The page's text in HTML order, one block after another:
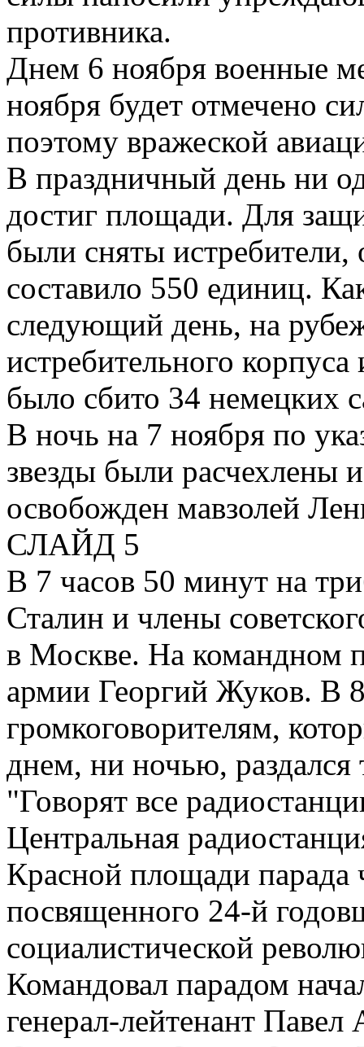
противника.
Днем 6 ноября военные
ноября будет отмечено
поэтому вражеской
В праздничный день ни
достиг площади. Для
были сняты
составило 550 единиц.
следующий день, на
истребительного
было сбито 34 немецких
В ночь на 7 ноября по
звезды были расчехлены
освобожден мавзолей
СЛАЙД 5
В 7 часов 50 минут на
Сталин и члены
в Москве. На командном
армии Георгий Жуков. В
громкоговорителям,
днем, ни ночью, раздался
"Говорят все
Центральная
Красной площади
посвященного 24-й
социалистической
Командовал парадом
генерал-лейтенант